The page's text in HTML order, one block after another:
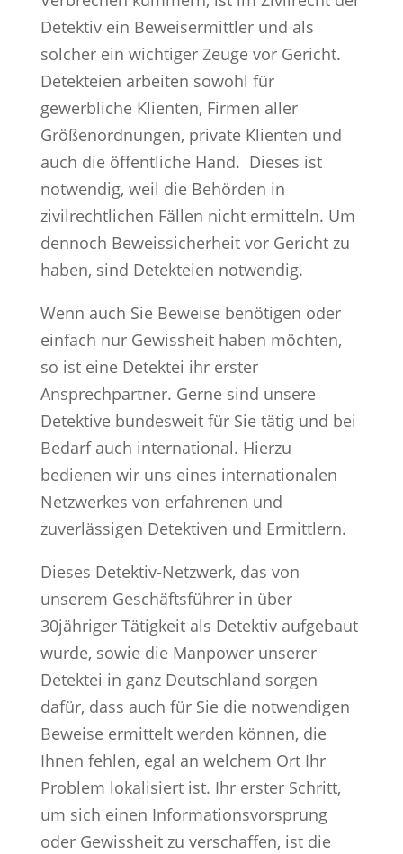
Detektiv ein Beweisermittler und als
solcher ein wichtiger Zeuge vor Gericht.
Detekteien arbeiten sowohl für
gewerbliche Klienten, Firmen aller
Größenordnungen, private Klienten und
auch die öffentliche Hand. Dieses ist
notwendig, weil die Behörden in
zivilrechtlichen Fällen nicht ermitteln. Um
dennoch Beweissicherheit vor Gericht zu
haben, sind Detekteien notwendig.
Wenn auch Sie Beweise benötigen oder
einfach nur Gewissheit haben möchten,
so ist eine Detektei ihr erster
Ansprechpartner. Gerne sind unsere
Detektive bundesweit für Sie tätig und bei
Bedarf auch international. Hierzu
bedienen wir uns eines internationalen
Netzwerkes von erfahrenen und
zuverlässigen Detektiven und Ermittlern.
Dieses Detektiv-Netzwerk, das von
unserem Geschäftsführer in über
30jähriger Tätigkeit als Detektiv aufgebaut
wurde, sowie die Manpower unserer
Detektei in ganz Deutschland sorgen
dafür, dass auch für Sie die notwendigen
Beweise ermittelt werden können, die
Ihnen fehlen, egal an welchem Ort Ihr
Problem lokalisiert ist. Ihr erster Schritt,
um sich einen Informationsvorsprung
oder Gewissheit zu verschaffen, ist die